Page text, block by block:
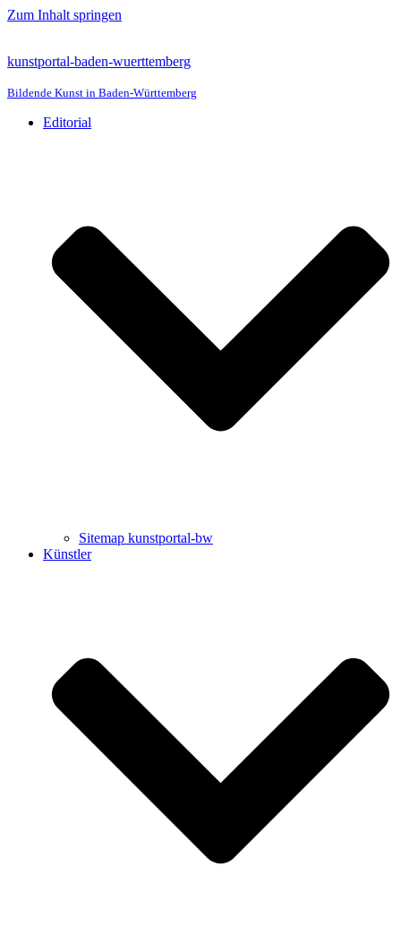
Zum Inhalt springen
kunstportal-baden-wuerttemberg
Bildende Kunst in Baden-Württemberg
Editorial
Sitemap kunstportal-bw
Künstler